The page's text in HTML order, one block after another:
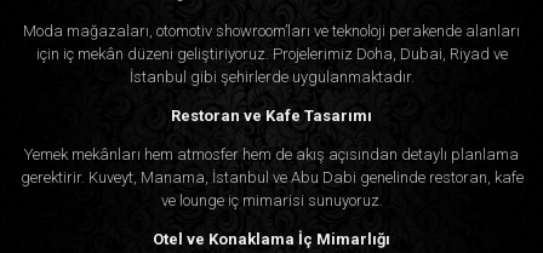
Moda mağazaları, otomotiv showroom’ları ve teknoloji perakende alanları
için iç mekân düzeni geliştiriyoruz. Projelerimiz Doha, Dubai, Riyad ve
İstanbul gibi şehirlerde uygulanmaktadır.
Restoran ve Kafe Tasarımı
Yemek mekânları hem atmosfer hem de akış açısından detaylı planlama
gerektirir. Kuveyt, Manama, İstanbul ve Abu Dabi genelinde restoran, kafe
ve lounge iç mimarisi sunuyoruz.
Otel ve Konaklama İç Mimarlığı